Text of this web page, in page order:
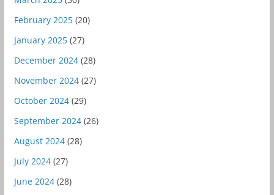
February 2025(20)
January 2025(27)
December 2024(28)
November 2024(27)
October 2024(29)
September 2024(26)
August 2024(28)
July 2024(27)
June 2024(28)